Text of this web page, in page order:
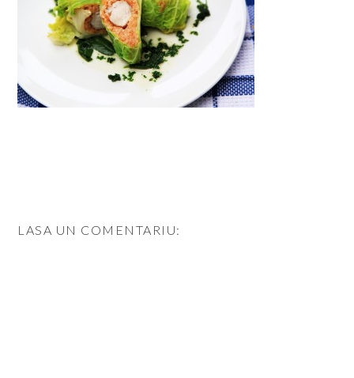
LASA UN COMENTARIU: